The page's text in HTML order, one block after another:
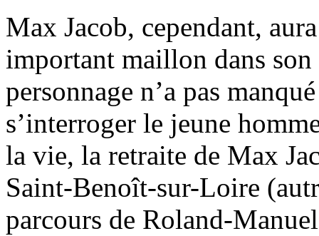
Max Jacob, cependant,
important maillon dans
personnage n’a pas
s’interroger le jeune
la vie, la retraite de Max
Saint-Benoît-sur-Loire
parcours de Roland-